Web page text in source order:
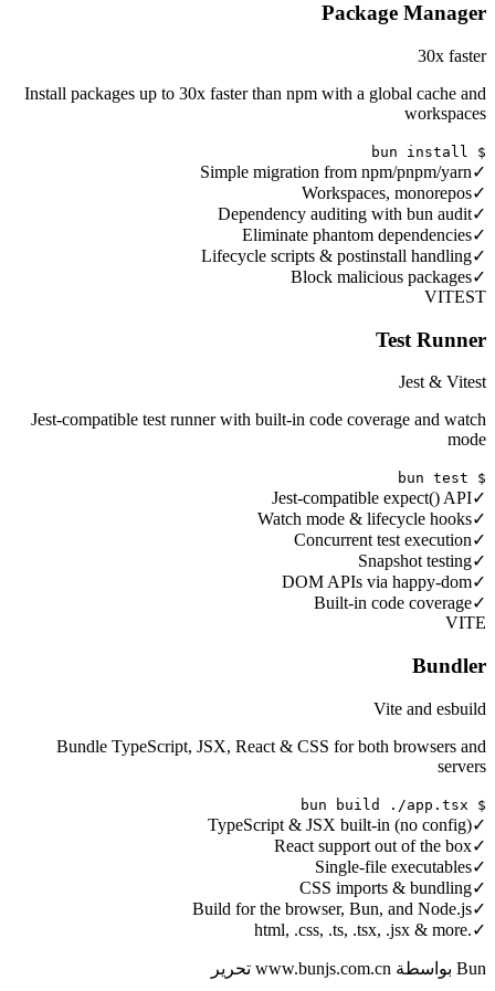
Package Manager
30x faster
Install packages up to 30x faster than npm with a global cache and
workspaces
$ bun install
✓
Simple migration from npm/pnpm/yarn
✓
Workspaces, monorepos
✓
Dependency auditing with bun audit
✓
Eliminate phantom dependencies
✓
Lifecycle scripts & postinstall handling
✓
Block malicious packages
VITEST
Test Runner
Jest & Vitest
Jest-compatible test runner with built-in code coverage and watch
mode
$ bun test
✓
Jest-compatible expect() API
✓
Watch mode & lifecycle hooks
✓
Concurrent test execution
✓
Snapshot testing
✓
DOM APIs via happy-dom
✓
Built-in code coverage
VITE
Bundler
Vite and esbuild
Bundle TypeScript, JSX, React & CSS for both browsers and
servers
$ bun build ./app.tsx
✓
TypeScript & JSX built-in (no config)
✓
React support out of the box
✓
Single-file executables
✓
CSS imports & bundling
✓
Build for the browser, Bun, and Node.js
✓
.html, .css, .ts, .tsx, .jsx & more
Bun بواسطة www.bunjs.com.cn تحرير